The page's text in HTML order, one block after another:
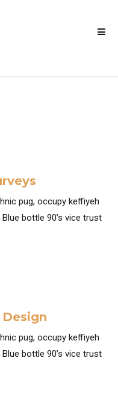
pug, occupy keffiyeh
bottle 90’s vice trust
pug, occupy keffiyeh
bottle 90’s vice trust